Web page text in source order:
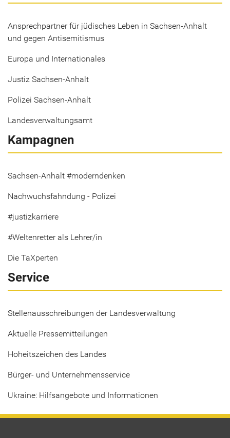
Ansprechpartner für jüdisches Leben in Sachsen-Anhalt
und gegen Antisemitismus
Europa und Internationales
Justiz Sachsen-Anhalt
Polizei Sachsen-Anhalt
Landesverwaltungsamt
Kampagnen
Sachsen-Anhalt #moderndenken
Nachwuchsfahndung - Polizei
#justizkarriere
#Weltenretter als Lehrer/in
Die TaXperten
Service
Stellenausschreibungen der Landesverwaltung
Aktuelle Pressemitteilungen
Hoheitszeichen des Landes
Bürger- und Unternehmensservice
Ukraine: Hilfsangebote und Informationen